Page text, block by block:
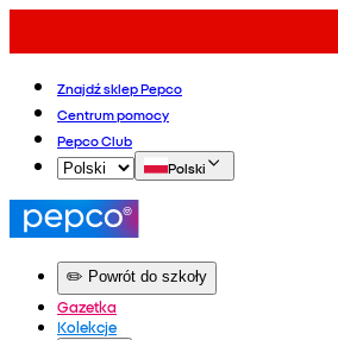
Znajdź sklep Pepco
Centrum pomocy
Pepco Club
Polski
✏️ Powrót do szkoły
Gazetka
Kolekcje